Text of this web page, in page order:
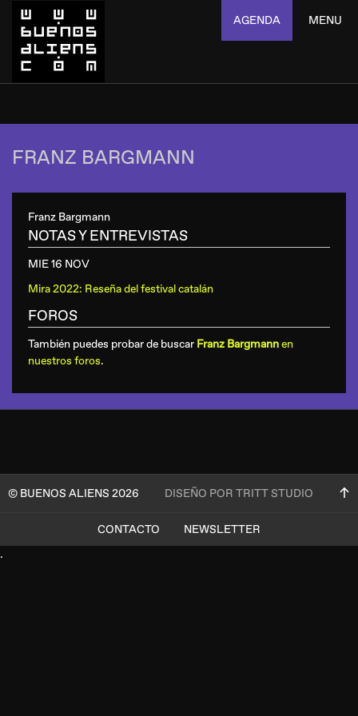
AGENDA MENU
FRANZ BARGMANN
Franz Bargmann
NOTAS Y ENTREVISTAS
MIE 16 NOV
Mira 2022: Reseña del festival catalán
FOROS
También puedes probar de buscar Franz Bargmannen
nuestros foros.
© BUENOS ALIENS 2026 DISEÑO POR TRITT STUDIO
CONTACTO
NEWSLETTER
.